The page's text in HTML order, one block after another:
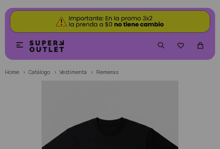


Home Catálogo Vestimenta Remeras